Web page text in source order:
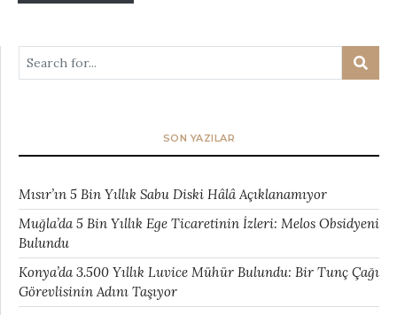
SON YAZILAR
Mısır’ın 5 Bin Yıllık Sabu Diski Hâlâ Açıklanamıyor
Muğla’da 5 Bin Yıllık Ege Ticaretinin İzleri: Melos Obsidyeni
Bulundu
Konya’da 3.500 Yıllık Luvice Mühür Bulundu: Bir Tunç Çağı
Görevlisinin Adını Taşıyor